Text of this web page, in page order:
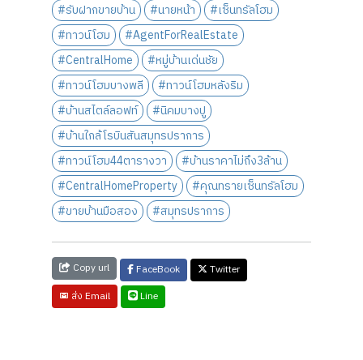
#รับฝากขายบ้าน
#นายหน้า
#เซ็นทรัลโฮม
#ทาวน์โฮม
#AgentForRealEstate
#CentralHome
#หมู่บ้านเด่นชัย
#ทาวน์โฮมบางพลี
#ทาวน์โฮมหลังริม
#บ้านสไตล์ลอฟท์
#นิคมบางปู
#บ้านใกล้โรบินสันสมุทรปราการ
#ทาวน์โฮม44ตารางวา
#บ้านราคาไม่ถึง3ล้าน
#CentralHomeProperty
#คุณทรายเซ็นทรัลโฮม
#ขายบ้านมือสอง
#สมุทรปราการ
Copy url FaceBook
Twitter
ส่ง Email
Line